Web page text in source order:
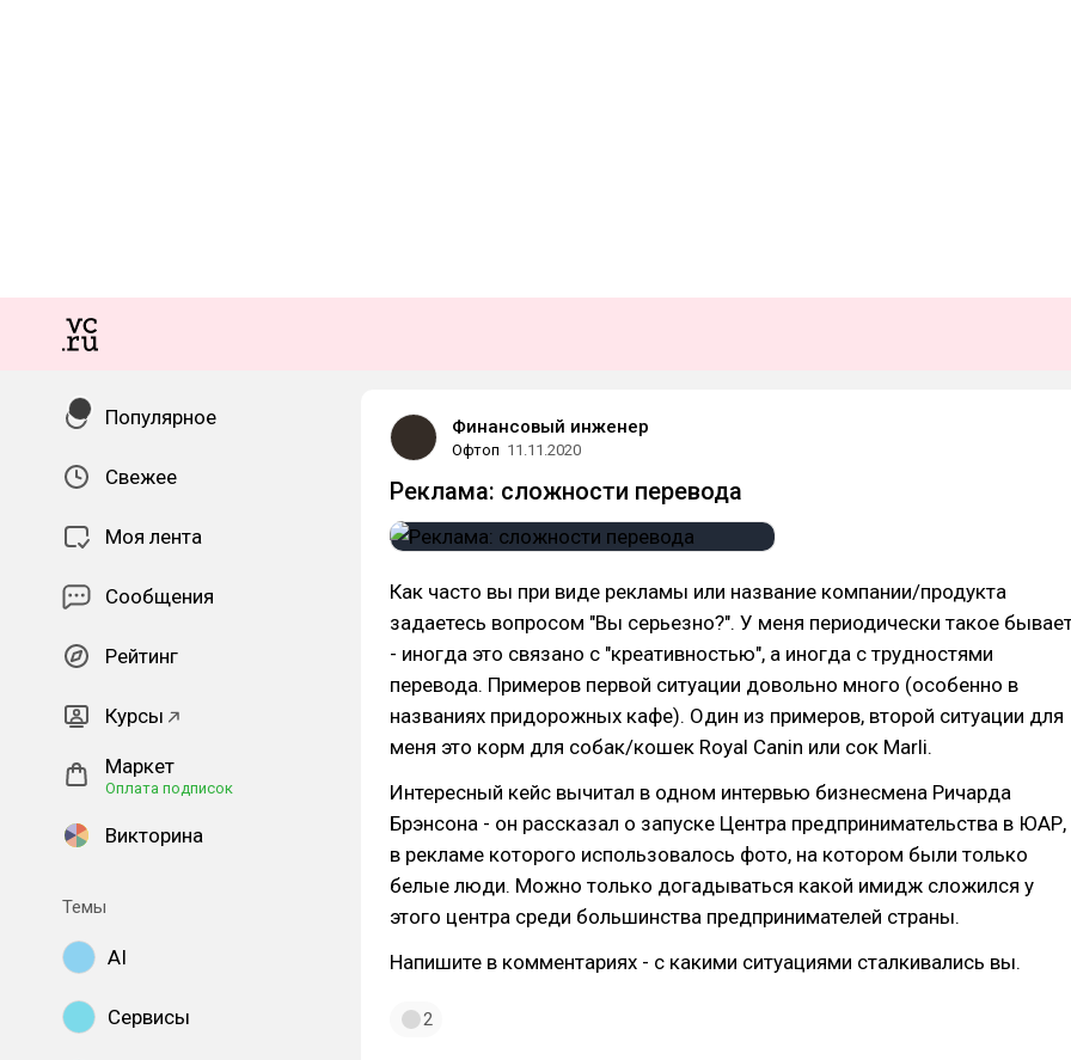
Популярное
Свежее
Моя лента
Сообщения
Рейтинг
Курсы
Маркет
Оплата подписок
Викторина
Темы
AI
Сервисы
Финансовый инженер
Офтоп 11.11.2020
Реклама: сложности перевода
Как часто вы при виде рекламы или название компании/продукта
задаетесь вопросом "Вы серьезно?". У меня периодически такое
- иногда это связано с "креативностью", а иногда с трудностями
перевода. Примеров первой ситуации довольно много (особенно в
названиях придорожных кафе). Один из примеров, второй ситуации для
меня это корм для собак/кошек Royal Canin или сок Marli.
Интересный кейс вычитал в одном интервью бизнесмена Ричарда
Брэнсона - он рассказал о запуске Центра предпринимательства в ЮАР,
в рекламе которого использовалось фото, на котором были только
белые люди. Можно только догадываться какой имидж сложился у
этого центра среди большинства предпринимателей страны.
Напишите в комментариях - с какими ситуациями сталкивались вы.
2